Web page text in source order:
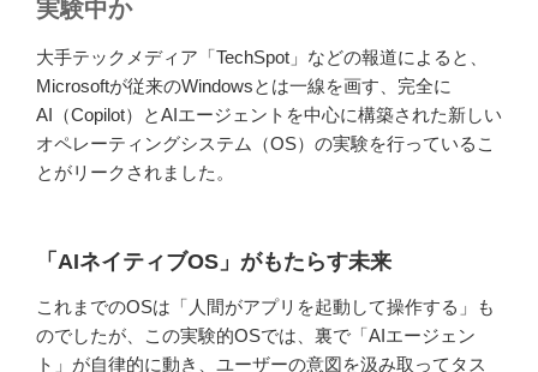
実験中か
大手テックメディア「TechSpot」などの報道によると、
Microsoftが従来のWindowsとは一線を画す、完全に
AI（Copilot）とAIエージェントを中心に構築された新しい
オペレーティングシステム（OS）の実験を行っているこ
とがリークされました。
「AIネイティブOS」がもたらす未来
これまでのOSは「人間がアプリを起動して操作する」も
のでしたが、この実験的OSでは、裏で「AIエージェン
ト」が自律的に動き、ユーザーの意図を汲み取ってタス